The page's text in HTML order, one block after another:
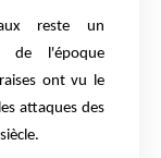
reste un
de l'époque
ont vu le
attaques des